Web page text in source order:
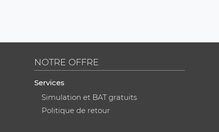
NOTRE OFFRE
Services
Simulation et BAT gratuits
Politique de retour